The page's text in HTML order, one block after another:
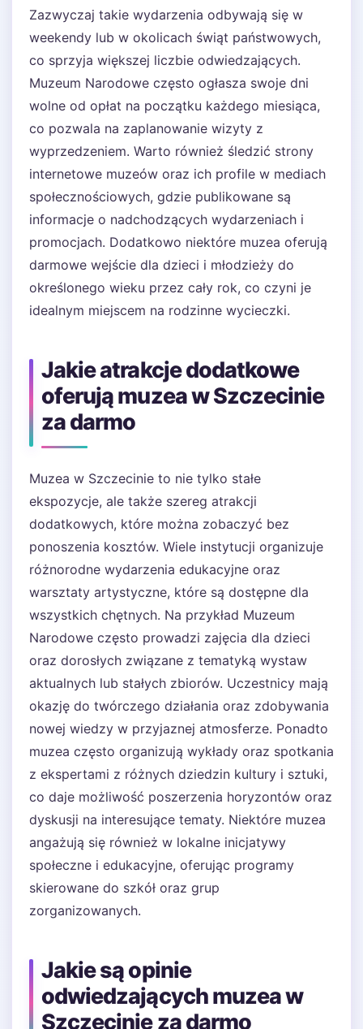
Zazwyczaj takie wydarzenia odbywają się w
weekendy lub w okolicach świąt państwowych,
co sprzyja większej liczbie odwiedzających.
Muzeum Narodowe często ogłasza swoje dni
wolne od opłat na początku każdego miesiąca,
co pozwala na zaplanowanie wizyty z
wyprzedzeniem. Warto również śledzić strony
internetowe muzeów oraz ich profile w mediach
społecznościowych, gdzie publikowane są
informacje o nadchodzących wydarzeniach i
promocjach. Dodatkowo niektóre muzea oferują
darmowe wejście dla dzieci i młodzieży do
określonego wieku przez cały rok, co czyni je
idealnym miejscem na rodzinne wycieczki.
Jakie atrakcje dodatkowe
oferują muzea w Szczecinie
za darmo
Muzea w Szczecinie to nie tylko stałe
ekspozycje, ale także szereg atrakcji
dodatkowych, które można zobaczyć bez
ponoszenia kosztów. Wiele instytucji organizuje
różnorodne wydarzenia edukacyjne oraz
warsztaty artystyczne, które są dostępne dla
wszystkich chętnych. Na przykład Muzeum
Narodowe często prowadzi zajęcia dla dzieci
oraz dorosłych związane z tematyką wystaw
aktualnych lub stałych zbiorów. Uczestnicy mają
okazję do twórczego działania oraz zdobywania
nowej wiedzy w przyjaznej atmosferze. Ponadto
muzea często organizują wykłady oraz spotkania
z ekspertami z różnych dziedzin kultury i sztuki,
co daje możliwość poszerzenia horyzontów oraz
dyskusji na interesujące tematy. Niektóre muzea
angażują się również w lokalne inicjatywy
społeczne i edukacyjne, oferując programy
skierowane do szkół oraz grup
zorganizowanych.
Jakie są opinie
odwiedzających muzea w
Szczecinie za darmo